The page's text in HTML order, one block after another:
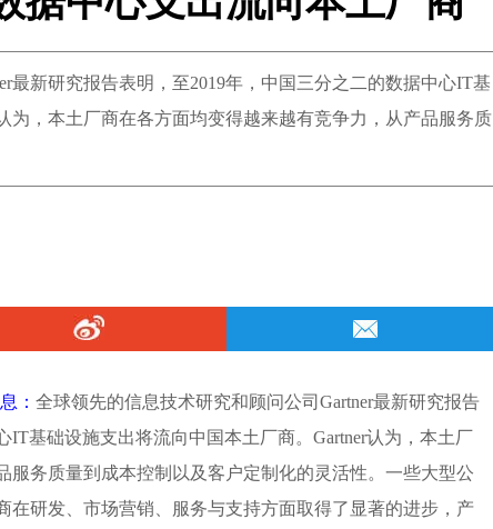
最新研究报告表明，至2019年，中国三分之二的数据中心IT基
为，本土厂商在各方面均变得越来越有竞争力，从产品服务质
： 全球领先的信息技术研究和顾问公司Gartner最新研究报告
IT基础设施支出将流向中国本土厂商。Gartner认为，本土厂
服务质量到成本控制以及客户定制化的灵活性。一些大型公
在研发、市场营销、服务与支持方面取得了显著的进步，产